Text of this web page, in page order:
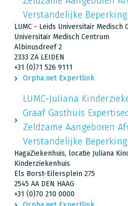
Verstandelijke Beperking
LUMC - Leids Universitair Medisch
Universitair Medisch Centrum
Albinusdreef 2
2333 ZA LEIDEN
+31 (0)71 526 9111
Orpha.net Expertlink
LUMC-Juliana
Graaf Gasthuis
Zeldzame Aangeboren
Verstandelijke Beperking
HagaZiekenhuis, locatie Juliana
Kinderziekenhuis
Els Borst-Eilersplein 275
2545 AA DEN HAAG
+31 (0)70 210 0000